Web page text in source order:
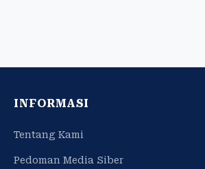
INFORMASI
Tentang Kami
Pedoman Media Siber